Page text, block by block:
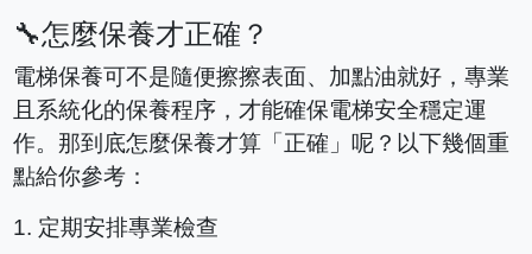
🔧怎麼保養才正確？
電梯保養可不是隨便擦擦表面、加點油就好，專業
且系統化的保養程序，才能確保電梯安全穩定運
作。那到底怎麼保養才算「正確」呢？以下幾個重
點給你參考：
1. 定期安排專業檢查